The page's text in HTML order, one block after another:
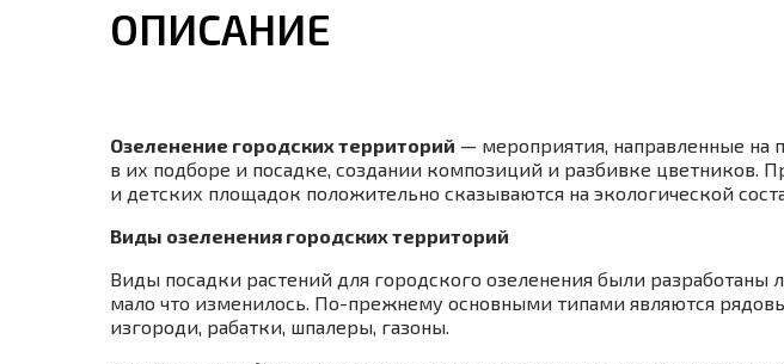
ОПИСАНИЕ
Озеленение городских территорий — мероприятия, направленные на
в их подборе и посадке, создании композиций и разбивке
и детских площадок положительно сказываются на экологической
Виды озеленения городских территорий
Виды посадки растений для городского озеленения были
мало что изменилось. По-прежнему основными типами являются
изгороди, рабатки, шпалеры, газоны.